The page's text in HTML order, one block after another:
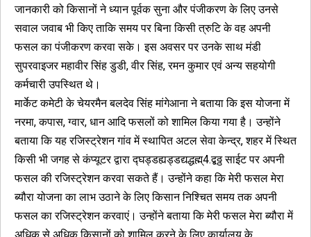
जानकारी को किसानों ने ध्यान पूर्वक सुना और पंजीकरण के लिए उनसे
सवाल जवाब भी किए ताकि समय पर बिना किसी त्रुटि के वह अपनी
फसल का पंजीकरण करवा सके। इस अवसर पर उनके साथ मंडी
सुपरवाइजर महावीर सिंह डुडी, वीर सिंह, रमन कुमार एवं अन्य सहयोगी
कर्मचारी उपस्थित थे।
मार्केट कमेटी के चेयरमैन बलदेव सिंह मांगेआना ने बताया कि इस योजना में
नरमा, कपास, ग्वार, धान आदि फसलों को शामिल किया गया है। उन्होंने
बताया कि यह रजिस्ट्रेशन गांव में स्थापित अटल सेवा केन्द्र, शहर में स्थित
किसी भी जगह से कंप्यूटर द्वारा द्घड्डह्यड्डद्यद्धह्म्4.द्बठ्ठ साईट पर अपनी
फसल की रजिस्ट्रेशन करवा सकते हैं। उन्होंने कहा कि मेरी फसल मेरा
ब्यौरा योजना का लाभ उठाने के लिए किसान निश्चित समय तक अपनी
फसल का रजिस्ट्रेशन करवाएं। उन्होंने बताया कि मेरी फसल मेरा ब्यौरा में